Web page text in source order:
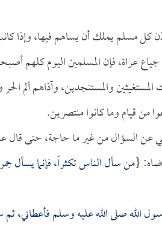
كل مسلم يملك أن يساهم فيها، وإذا
عراة، فإن المسلمين اليوم كلهم
والمستنجدين، وآذاهم ألم الحر
من قيام وما كانوا منتصرين.
عن السؤال من غير ما حاجة، حتى قال
{من سأل الناس تكثراً، فإنما يسأل
الله صلى الله عليه وسلم فأعطاني، ثم